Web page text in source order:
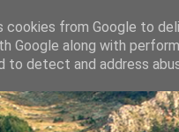
cookies from Google to
Google along with
to detect and address